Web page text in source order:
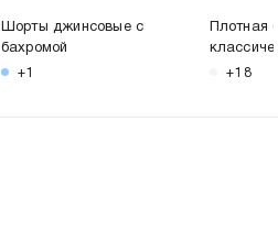
Шорты джинсовые с
бахромой
+1
Плотная
+18